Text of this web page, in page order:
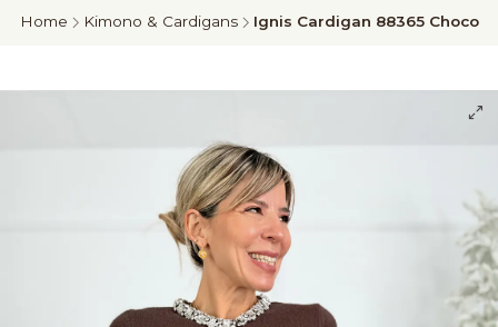
Home Kimono & Cardigans Ignis Cardigan 88365 Choco